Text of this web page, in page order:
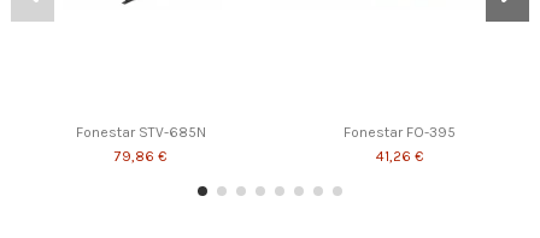
Fonestar STV-685N
79,86 €
Fonestar FO-395
41,26 €